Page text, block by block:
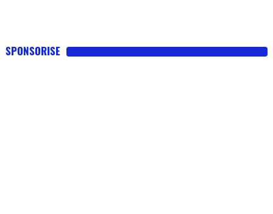
SPONSORISE